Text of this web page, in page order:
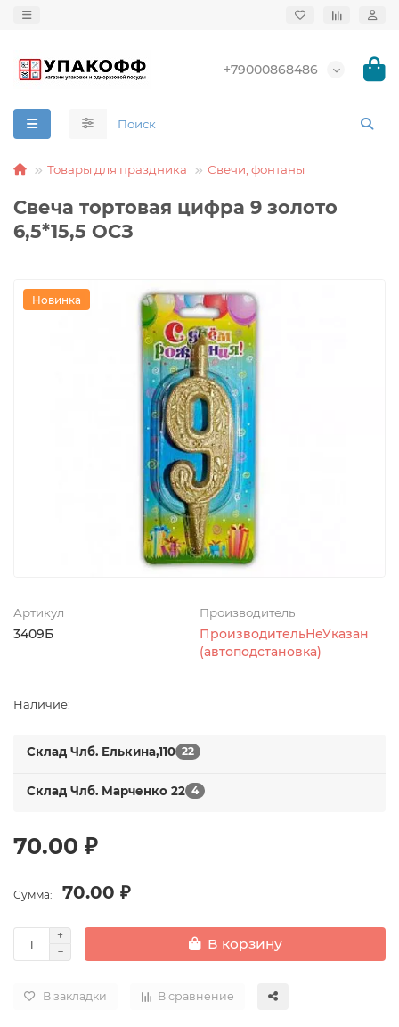
+79000868486
Товары для праздника Свечи, фонтаны
Свеча тортовая цифра 9 золото
6,5*15,5 ОСЗ
Новинка
Артикул
3409Б
Производитель
ПроизводительНеУказан
(автоподстановка)
Наличие:
Склад Члб. Елькина,110 22
Склад Члб. Марченко 22 4
70.00 ₽
Сумма: 70.00 ₽
В корзину
В закладки В сравнение